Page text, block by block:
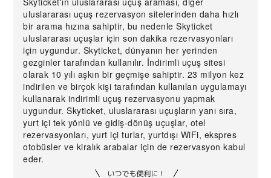
uluslararası uçuş rezervasyon sitelerinden daha hızlı
bir arama hızına sahiptir, bu nedenle Skyticket
uluslararası uçuşlar için son dakika rezervasyonları
için uygundur. Skyticket, dünyanın her yerinden
gezginler tarafından kullanılır. İndirimli uçuş sitesi
olarak 10 yılı aşkın bir geçmişe sahiptir. 23 milyon kez
indirilen ve birçok kişi tarafından kullanılan uygulamayı
kullanarak indirimli uçuş rezervasyonu yapmak
uygundur. Skyticket, uluslararası uçuşların yanı sıra,
yurt içi tek yönlü ve gidiş-dönüş uçuşlar, otel
rezervasyonları, yurt içi turlar, yurtdışı WiFi, ekspres
otobüsler ve kiralık arabalar için de rezervasyon kabul
eder.